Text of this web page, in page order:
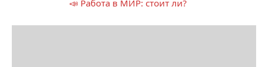
📣 Работа в МИР: стоит ли?